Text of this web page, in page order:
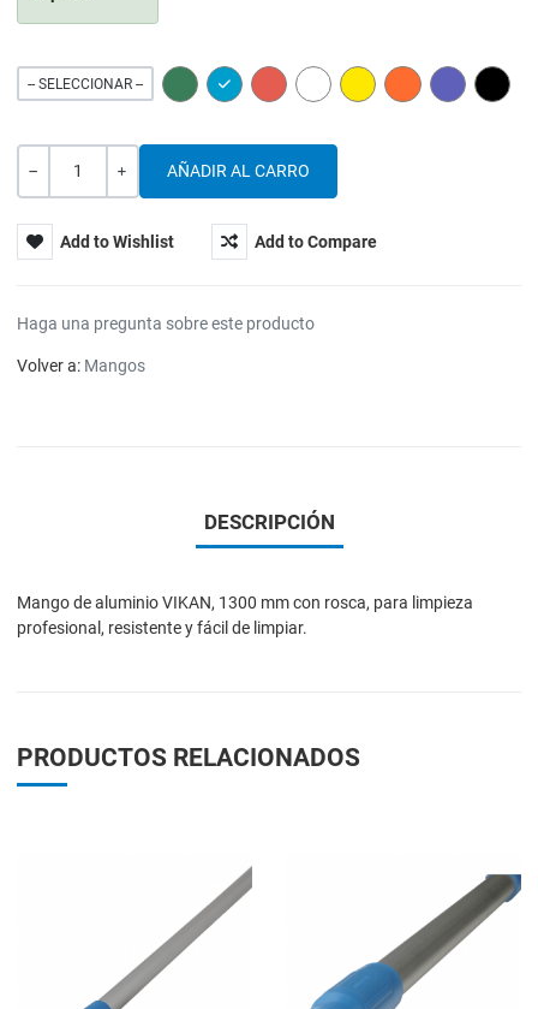
-- SELECCIONAR -- GREEN BLUE RED WHITE YELLOW ORANGE PURPLE BLACK
Cantidad
Add to Wishlist Add to Compare
Haga una pregunta sobre este producto
Volver a: Mangos
DESCRIPCIÓN
Mango de aluminio VIKAN, 1300 mm con rosca, para limpieza
profesional, resistente y fácil de limpiar.
PRODUCTOS RELACIONADOS
Quick View